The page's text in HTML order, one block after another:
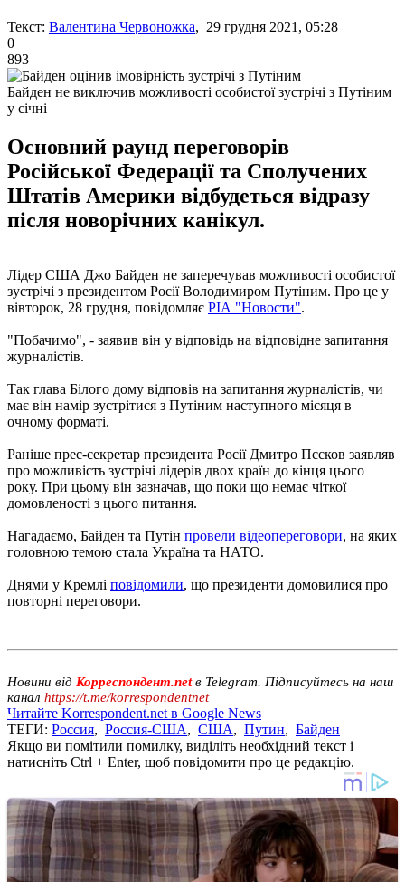
Текст: Валентина Червоножка, 29 грудня 2021, 05:28
0
893
Байден не виключив можливості особистої зустрічі з Путіним
у січні
Основний раунд переговорів
Російської Федерації та Сполучених
Штатів Америки відбудеться відразу
після новорічних канікул.
Лідер США Джо Байден не заперечував можливості особистої
зустрічі з президентом Росії Володимиром Путіним. Про це у
вівторок, 28 грудня, повідомляє РІА "Новости".
"Побачимо", - заявив він у відповідь на відповідне запитання
журналістів.
Так глава Білого дому відповів на запитання журналістів, чи
має він намір зустрітися з Путіним наступного місяця в
очному форматі.
Раніше прес-секретар президента Росії Дмитро Пєсков заявляв
про можливість зустрічі лідерів двох країн до кінця цього
року. При цьому він зазначав, що поки що немає чіткої
домовленості з цього питання.
Нагадаємо, Байден та Путін провели відеопереговори, на яких
головною темою стала Україна та НАТО.
Днями у Кремлі повідомили, що президенти домовилися про
повторні переговори.
Новини від Корреспондент.netв Telegram. Підписуйтесь на наш
канал https://t.me/korrespondentnet
Читайте Korrespondent.net в Google News
ТЕГИ: Россия, Россия-США, США, Путин, Байден
Якщо ви помітили помилку, виділіть необхідний текст і
натисніть Ctrl + Enter, щоб повідомити про це редакцію.